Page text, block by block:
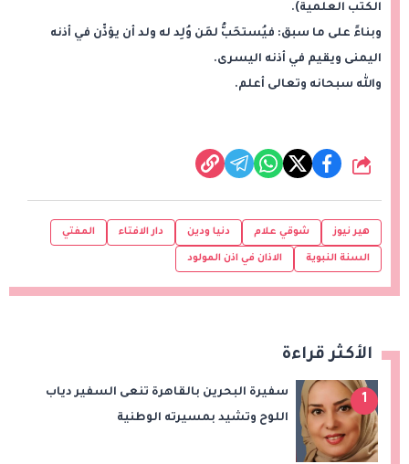
الكتب العلمية).
وبناءً على ما سبق: فيُستحَبُّ لمَن وُلِد له ولد أن يؤذِّن في أذنه
اليمنى ويقيم في أذنه اليسرى.
والله سبحانه وتعالى أعلم.
شارك
هير نيوز شوقي علام دنيا ودين دار الافتاء المفتي
السنة النبوية الاذان في اذن المولود
الأكثر قراءة
1
سفيرة البحرين بالقاهرة تنعى السفير دياب
اللوح وتشيد بمسيرته الوطنية